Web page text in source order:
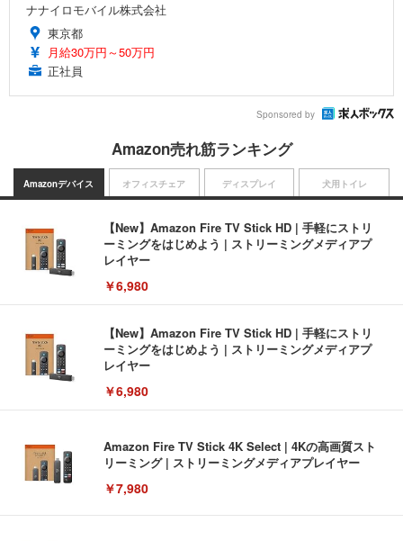
ナナイロモバイル株式会社
東京都
月給30万円～50万円
正社員
Sponsored by
Amazon売れ筋ランキング
Amazonデバイス
【New】Amazon Fire TV Stick HD | 手軽にストリ
ーミングをはじめよう | ストリーミングメディアプ
レイヤー
￥6,980
【New】Amazon Fire TV Stick HD | 手軽にストリ
ーミングをはじめよう | ストリーミングメディアプ
レイヤー
￥6,980
Amazon Fire TV Stick 4K Select | 4Kの高画質スト
リーミング | ストリーミングメディアプレイヤー
￥7,980
オフィスチェア ディスプレイ 犬用トイレ